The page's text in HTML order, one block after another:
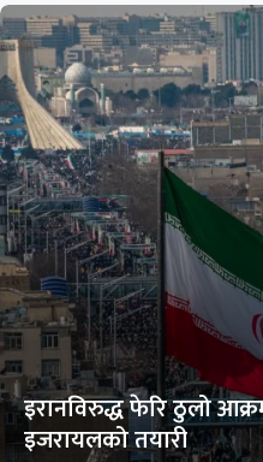
इरानविरुद्ध फेरि ठुलो
इजरायलको तयारी